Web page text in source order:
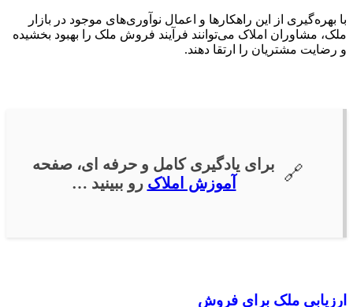
با بهره‌گیری از این راهکارها و اعمال نوآوری‌های موجود در بازار
ملک، مشاوران املاک می‌توانند فرآیند فروش ملک را بهبود بخشیده
و رضایت مشتریان را ارتقا دهند.
برای یادگیری کامل و حرفه ای، صفحه
آموزش املاک رو ببینید …
ارزیابی ملک برای فروش